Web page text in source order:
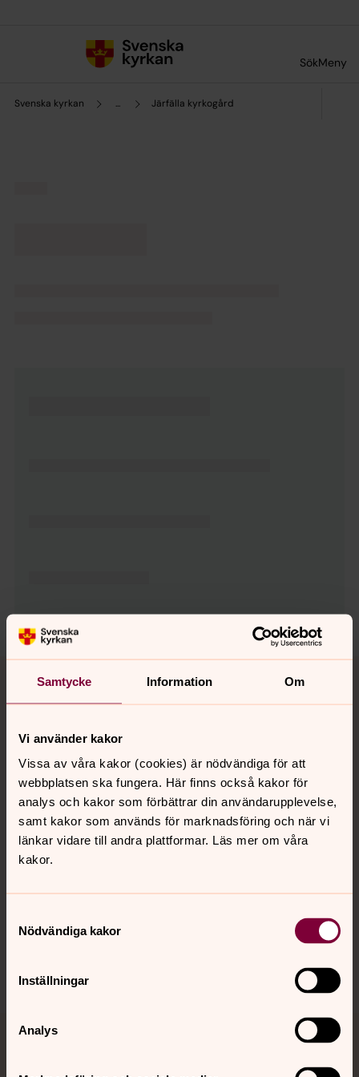
Samtycke Information Om
Vi använder kakor
Vissa av våra kakor (cookies) är nödvändiga för att
webbplatsen ska fungera. Här finns också kakor för
analys och kakor som förbättrar din användarupplevelse,
samt kakor som används för marknadsföring och när vi
länkar vidare till andra plattformar. Läs mer om våra
kakor.
Nödvändiga kakor
Inställningar
Analys
SökMeny
Svenska kyrkan ... Järfälla kyrkogård
Tillbaka till toppen
Tillbaka till innehållet
Kontakt
Kalender
Hitta snabbt
Sociala kanaler